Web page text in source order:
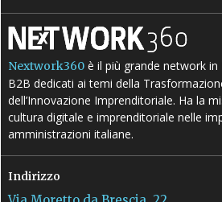
Nextwork360 è il più grande network
B2B dedicati ai temi della
dell’Innovazione Imprenditoriale. Ha la
cultura digitale e imprenditoriale nelle
amministrazioni italiane.
Indirizzo